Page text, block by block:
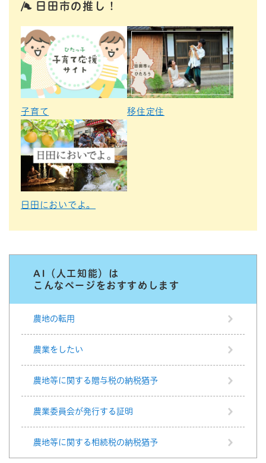
日田市の推し！
子育て 移住定住
日田においでよ。
AI（人工知能）は
こんなページをおすすめします
農地の転用
農業をしたい
農地等に関する贈与税の納税猶予
農業委員会が発行する証明
農地等に関する相続税の納税猶予